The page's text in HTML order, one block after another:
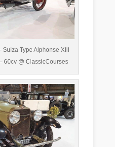
Type Alphonse XIII
60cv @ ClassicCourses